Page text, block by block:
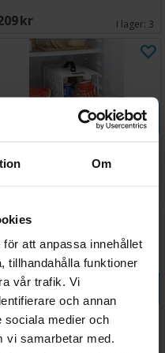
Om
att anpassa innehållet
tillhandahålla funktioner
vår trafik. Vi
och annan
sociala medier och
vi samarbetar med.
SEK I lager: 3
Köp
kodlås
Köp
Shiatsu Massageapparat